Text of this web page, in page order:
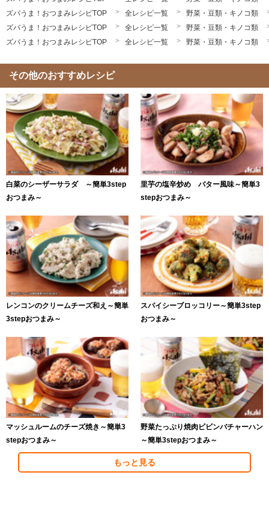
ズバうま！おつまみレシピTOP
全レシピ一覧
野菜・豆類・キノコ類
ズバうま！おつまみレシピTOP
全レシピ一覧
野菜・豆類・キノコ類
ズバうま！おつまみレシピTOP
全レシピ一覧 野菜・豆類・キノコ類
その他のおすすめレシピ
白菜のシーザーサラダ ～簡単3step
おつまみ～
里芋の塩辛炒め バター風味～簡単3
stepおつまみ～
レンコンのクリームチーズ和え～簡単
3stepおつまみ～
スパイシーブロッコリー～簡単3step
おつまみ～
マッシュルームのチーズ焼き～簡単3
stepおつまみ～
野菜たっぷり焼肉ビビンバチャーハン
～簡単3stepおつまみ～
もっと見る